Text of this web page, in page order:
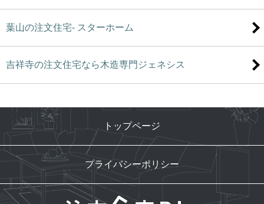
葉山の注文住宅- スターホーム
吉祥寺の注文住宅なら木造専門ジェネシス
トップページ
プライバシーポリシー